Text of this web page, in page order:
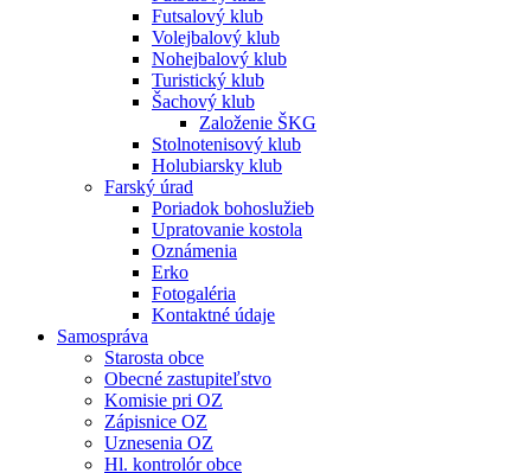
Futsalový klub
Volejbalový klub
Nohejbalový klub
Turistický klub
Šachový klub
Založenie ŠKG
Stolnotenisový klub
Holubiarsky klub
Farský úrad
Poriadok bohoslužieb
Upratovanie kostola
Oznámenia
Erko
Fotogaléria
Kontaktné údaje
Samospráva
Starosta obce
Obecné zastupiteľstvo
Komisie pri OZ
Zápisnice OZ
Uznesenia OZ
Hl. kontrolór obce